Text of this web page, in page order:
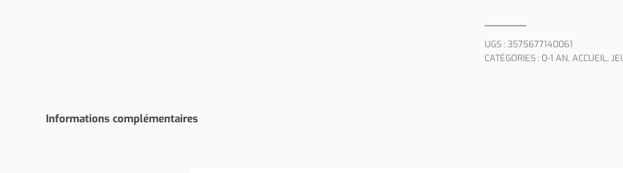
UGS : 3575677140061
CATÉGORIES : 0-1 AN, ACCUEIL,
Informations complémentaires